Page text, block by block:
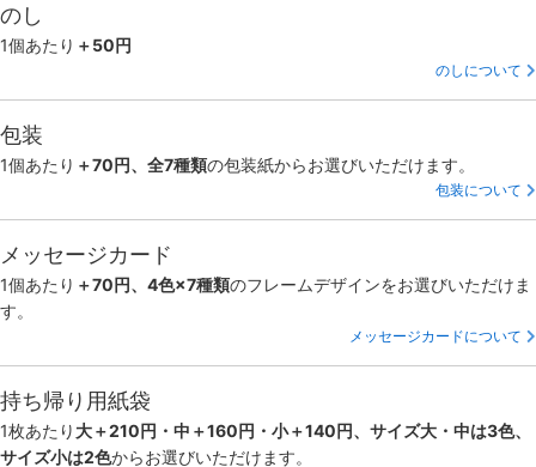
のし
1個あたり ＋50円
のしについて
包装
1個あたり ＋70円、全7種類の包装紙からお選びいただけます。
包装について
メッセージカード
1個あたり ＋70円、4色×7種類のフレームデザインをお選びいただけま
す。
メッセージカードについて
持ち帰り用紙袋
1枚あたり 大＋210円・中＋160円・小＋140円、サイズ大・中は3色、
サイズ小は2色からお選びいただけます。